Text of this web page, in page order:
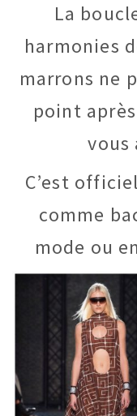
La
harmonies
marrons ne
point après
vous
C’est
comme
mode ou